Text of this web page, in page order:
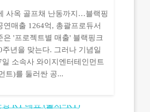
사옥 골프채 난동까지…블랙핑
연매출 1264억, 총괄프로듀서
은 '프로젝트별 매출' 블랙핑크
주년을 맞는다. 그러나 기념일
소속사 와이지엔터테인먼트
트)를 둘러싼 공...